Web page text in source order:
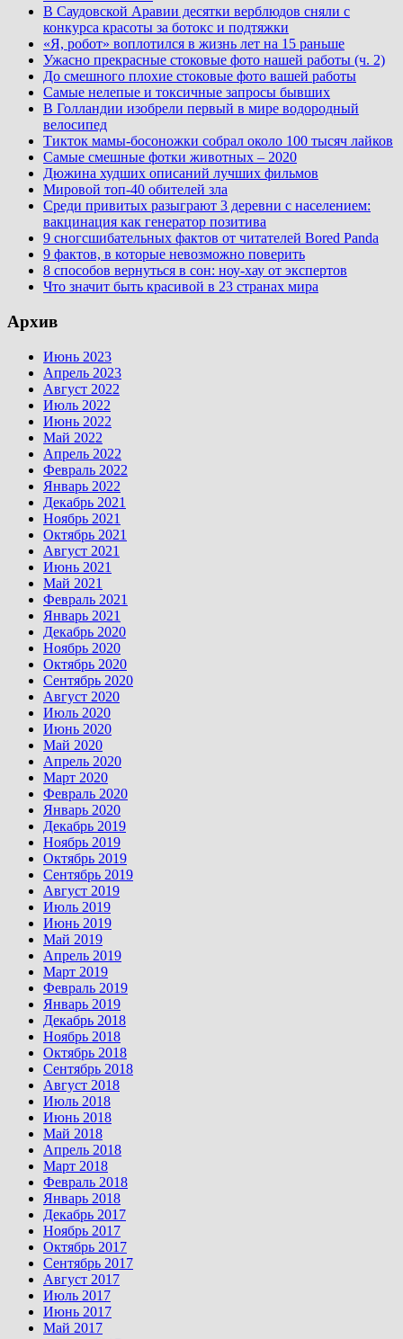
В Саудовской Аравии десятки верблюдов сняли с
конкурса красоты за ботокс и подтяжки
«Я, робот» воплотился в жизнь лет на 15 раньше
Ужасно прекрасные стоковые фото нашей работы (ч. 2)
До смешного плохие стоковые фото вашей работы
Самые нелепые и токсичные запросы бывших
В Голландии изобрели первый в мире водородный
велосипед
Тикток мамы-босоножки собрал около 100 тысяч лайков
Самые смешные фотки животных – 2020
Дюжина худших описаний лучших фильмов
Мировой топ-40 обителей зла
Среди привитых разыграют 3 деревни с населением:
вакцинация как генератор позитива
9 сногсшибательных фактов от читателей Bored Panda
9 фактов, в которые невозможно поверить
8 способов вернуться в сон: ноу-хау от экспертов
Что значит быть красивой в 23 странах мира
Архив
Июнь 2023
Апрель 2023
Август 2022
Июль 2022
Июнь 2022
Май 2022
Апрель 2022
Февраль 2022
Январь 2022
Декабрь 2021
Ноябрь 2021
Октябрь 2021
Август 2021
Июнь 2021
Май 2021
Февраль 2021
Январь 2021
Декабрь 2020
Ноябрь 2020
Октябрь 2020
Сентябрь 2020
Август 2020
Июль 2020
Июнь 2020
Май 2020
Апрель 2020
Март 2020
Февраль 2020
Январь 2020
Декабрь 2019
Ноябрь 2019
Октябрь 2019
Сентябрь 2019
Август 2019
Июль 2019
Июнь 2019
Май 2019
Апрель 2019
Март 2019
Февраль 2019
Январь 2019
Декабрь 2018
Ноябрь 2018
Октябрь 2018
Сентябрь 2018
Август 2018
Июль 2018
Июнь 2018
Май 2018
Апрель 2018
Март 2018
Февраль 2018
Январь 2018
Декабрь 2017
Ноябрь 2017
Октябрь 2017
Сентябрь 2017
Август 2017
Июль 2017
Июнь 2017
Май 2017